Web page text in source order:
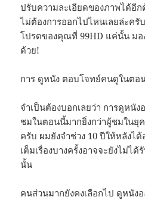
ปรับความละเอียดของภาพได้อี
ไม่ต้องการออกไปไหนเลยล่ะครั
โปรดของคุณที่ 99HD แค่นั้น มอ
ด้วย!
การ ดูหนัง ตอบโจทย์คนดูในตอ
จำเป็นต้องบอกเลยว่า การดูห
ชมในตอนนี้มากยิ่งกว่าผู้ชมในยุ
ครับ ผมยังจำช่วง 10 ปีให้หลังไ
เต็มเรื่องบางครั้งอาจจะยังไม่ไ
นั้น
คนส่วนมากยังคงเลือกไป ดูหนัง